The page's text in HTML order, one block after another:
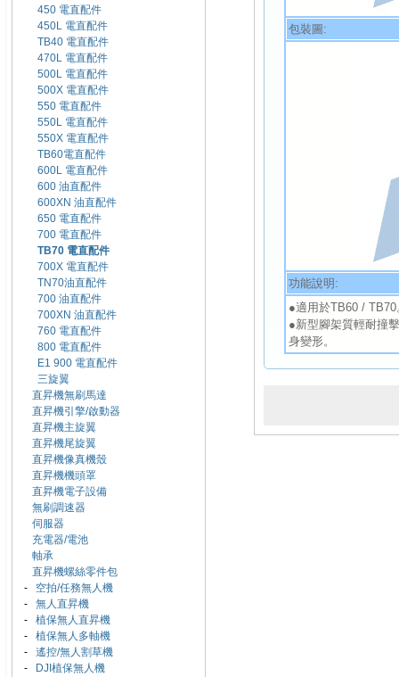
450 電直配件
450L 電直配件
TB40 電直配件
470L 電直配件
500L 電直配件
500X 電直配件
550 電直配件
550L 電直配件
550X 電直配件
TB60電直配件
600L 電直配件
600 油直配件
600XN 油直配件
650 電直配件
700 電直配件
TB70 電直配件
700X 電直配件
TN70油直配件
700 油直配件
700XN 油直配件
760 電直配件
800 電直配件
E1 900 電直配件
三旋翼
直昇機無刷馬達
直昇機引擎/啟動器
直昇機主旋翼
直昇機尾旋翼
直昇機像真機殼
直昇機機頭罩
直昇機電子設備
無刷調速器
伺服器
充電器/電池
軸承
直昇機螺絲零件包
- 空拍/任務無人機
- 無人直昇機
- 植保無人直昇機
- 植保無人多軸機
- 遙控/無人割草機
-
DJI植保無人機
包裝圖:
功能說明:
●適用於TB60 / TB70
●新型腳架質輕耐撞
身變形。